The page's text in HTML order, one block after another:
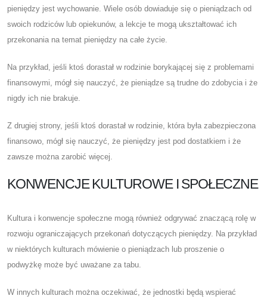
pieniędzy jest wychowanie. Wiele osób dowiaduje się o pieniądzach od
swoich rodziców lub opiekunów, a lekcje te mogą ukształtować ich
przekonania na temat pieniędzy na całe życie.
Na przykład, jeśli ktoś dorastał w rodzinie borykającej się z problemami
finansowymi, mógł się nauczyć, że pieniądze są trudne do zdobycia i że
nigdy ich nie brakuje.
Z drugiej strony, jeśli ktoś dorastał w rodzinie, która była zabezpieczona
finansowo, mógł się nauczyć, że pieniędzy jest pod dostatkiem i że
zawsze można zarobić więcej.
KONWENCJE KULTUROWE I SPOŁECZNE
Kultura i konwencje społeczne mogą również odgrywać znaczącą rolę w
rozwoju ograniczających przekonań dotyczących pieniędzy. Na przykład
w niektórych kulturach mówienie o pieniądzach lub proszenie o
podwyżkę może być uważane za tabu.
W innych kulturach można oczekiwać, że jednostki będą wspierać